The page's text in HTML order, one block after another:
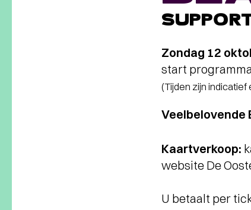
Zondag 12
start
(Tijden zijn indicatief
Veelbelovende
Kaartverkoop:
website De
U betaalt per